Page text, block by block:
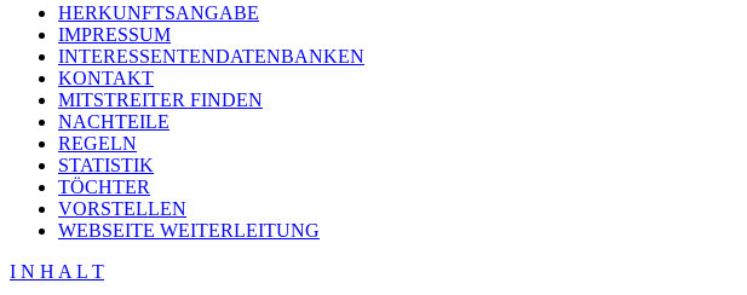
HERKUNFTSANGABE
IMPRESSUM
INTERESSENTENDATENBANKEN
KONTAKT
MITSTREITER FINDEN
NACHTEILE
REGELN
STATISTIK
TÖCHTER
VORSTELLEN
WEBSEITE WEITERLEITUNG
I N H A L T